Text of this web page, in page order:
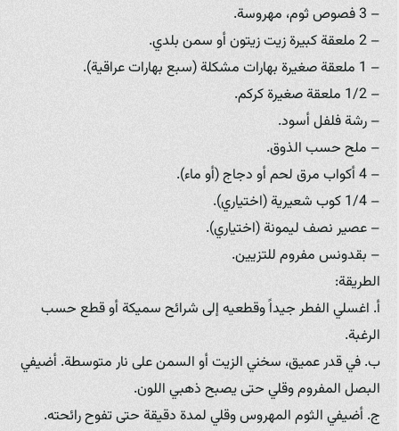
– 3 فصوص ثوم، مهروسة.
– 2 ملعقة كبيرة زيت زيتون أو سمن بلدي.
– 1 ملعقة صغيرة بهارات مشكلة (سبع بهارات عراقية).
– 1/2 ملعقة صغيرة كركم.
– رشة فلفل أسود.
– ملح حسب الذوق.
– 4 أكواب مرق لحم أو دجاج (أو ماء).
– 1/4 كوب شعيرية (اختياري).
– عصير نصف ليمونة (اختياري).
– بقدونس مفروم للتزيين.
الطريقة:
أ. اغسلي الفطر جيداً وقطعيه إلى شرائح سميكة أو قطع حسب
الرغبة.
ب. في قدر عميق، سخني الزيت أو السمن على نار متوسطة. أضيفي
البصل المفروم وقلي حتى يصبح ذهبي اللون.
ج. أضيفي الثوم المهروس وقلي لمدة دقيقة حتى تفوح رائحته.